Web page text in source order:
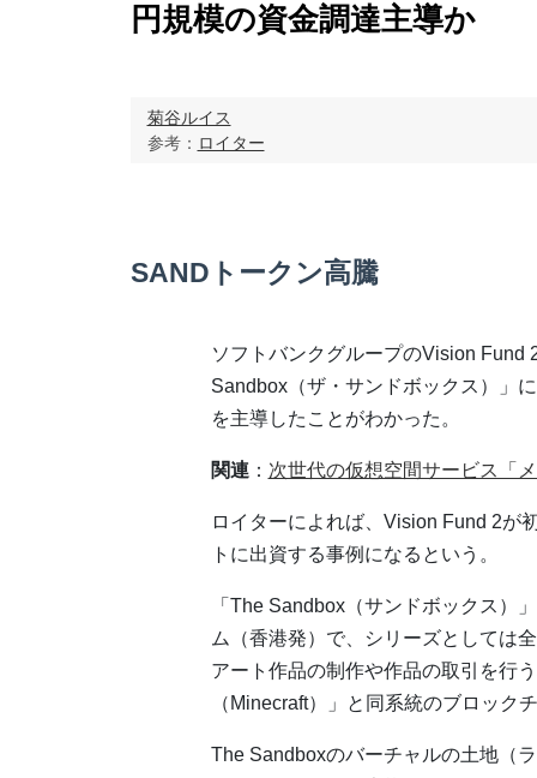
円規模の資金調達主導か
菊谷ルイス
参考： ロイター
SANDトークン高騰
ソフトバンクグループのVision Fund
Sandbox（ザ・サンドボックス）」
を主導したことがわかった。
関連： 次世代の仮想空間サービス「
ロイターによれば、Vision Fund 2が
トに出資する事例になるという。
「The Sandbox（サンドボックス）
ム（香港発）で、シリーズとしては
アート作品の制作や作品の取引を行
（Minecraft）」と同系統のブロック
The Sandboxのバーチャルの土地（